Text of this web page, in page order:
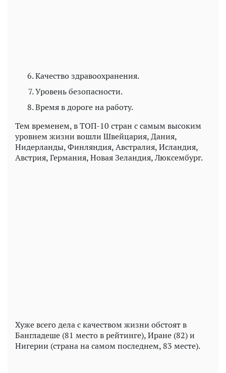
Качество здравоохранения.
Уровень безопасности.
Время в дороге на работу.
Тем временем, в ТОП-10 стран с самым высоким
уровнем жизни вошли Швейцария, Дания,
Нидерланды, Финляндия, Австралия, Исландия,
Австрия, Германия, Новая Зеландия, Люксембург.
Хуже всего дела с качеством жизни обстоят в
Бангладеше (81 место в рейтинге), Иране (82) и
Нигерии (страна на самом последнем, 83 месте).